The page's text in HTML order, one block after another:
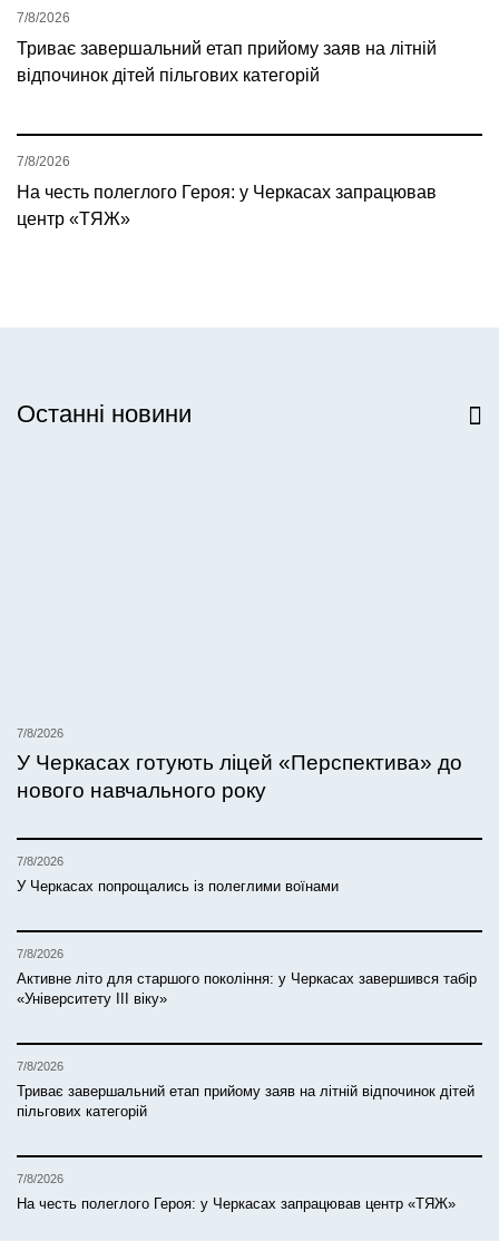
Триває завершальний етап прийому заяв на літній
відпочинок дітей пільгових категорій
7/8/2026
На честь полеглого Героя: у Черкасах запрацював
центр «ТЯЖ»
7/8/2026
Останні новини
7/8/2026
У Черкасах готують ліцей «Перспектива» до
нового навчального року
7/8/2026
У Черкасах попрощались із полеглими воїнами
7/8/2026
Активне літо для старшого покоління: у Черкасах завершився табір
«Університету ІІІ віку»
7/8/2026
Триває завершальний етап прийому заяв на літній відпочинок дітей
пільгових категорій
7/8/2026
На честь полеглого Героя: у Черкасах запрацював центр «ТЯЖ»